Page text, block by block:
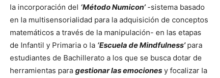
la incorporación del ‘MétodoNumicon’-sistema basado
en la multisensorialidad para la adquisición de conceptos
matemáticos a través de la manipulación- en las etapas
de Infantil y Primaria o la ‘Escuela de Mindfulness’para
estudiantes de Bachillerato a los que se busca dotar de
herramientas para gestionar las emociones y focalizar la